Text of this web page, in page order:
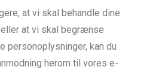
at vi skal behandle dine
at vi skal begrænse
personoplysninger, kan du
herom til vores e-